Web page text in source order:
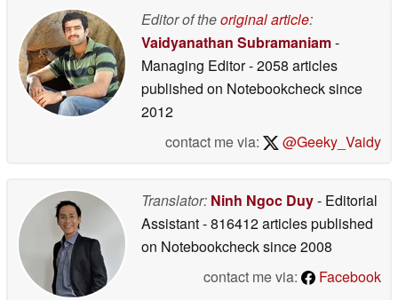
Editor of theoriginal article:
Vaidyanathan Subramaniam-
Managing Editor- 2058 articles
published on Notebookchecksince
2012
contact me via:
@Geeky_Vaidy
Translator: Ninh Ngoc Duy- Editorial
Assistant- 816412 articles published
on Notebookchecksince 2008
contact me via:
Facebook